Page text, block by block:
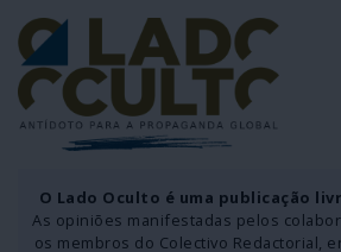
O Lado Oculto é uma publicação
As opiniões manifestadas pelos
os membros do Colectivo Redactorial,